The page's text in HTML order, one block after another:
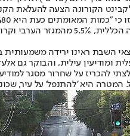
לקבינט הקורונה הצעה להעלאת
השבת ראינו ירידה
ומודיעין עילית, והבוקר גם
גם אם יש 15 או 20 מקרים - זה מקום שהתחלואה יכולה לגדול בו ולצאת משליטה,